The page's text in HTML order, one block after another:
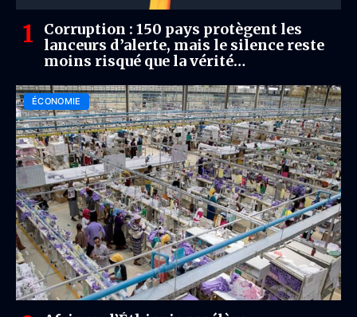
Corruption : 150 pays protègent les
lanceurs d’alerte, mais le silence reste
moins risqué que la vérité
ÉCONOMIE